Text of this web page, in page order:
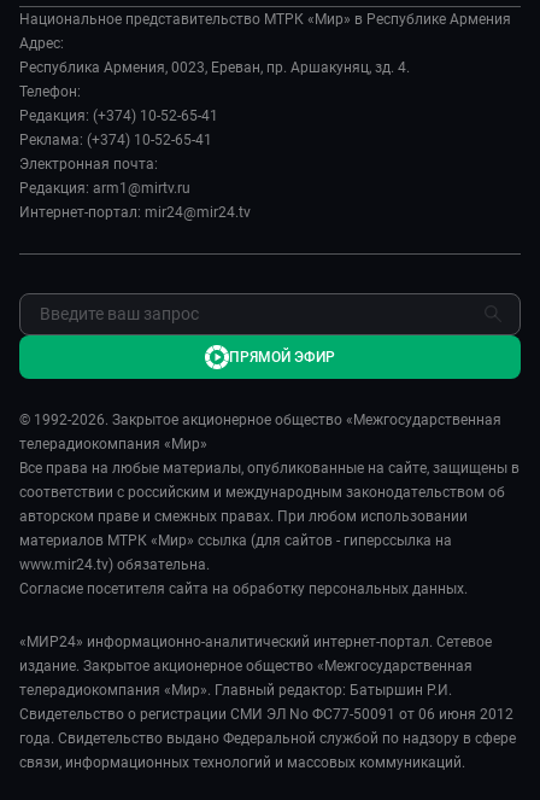
Происшествия
Наука и технологии
Культура
Спорт
Евразия. Культурно
Евразия. Регионы
Наши иностранцы
Пять причин поехать в...
Сделано в Содружестве
Я – волонтер
История
Руководство
Лица мира
Новости
Пресса о нас
Карьера
Национальное представительство МТРК «Мир» в Республике Армения
Адрес:
Республика Армения, 0023, Ереван, пр. Аршакуняц, зд. 4.
Телефон:
Редакция: (+374) 10-52-65-41
Реклама: (+374) 10-52-65-41
Электронная почта:
Редакция: arm1@mirtv.ru
Интернет-портал: mir24@mir24.tv
© 1992-2026. Закрытое акционерное общество «Межгосударственная
телерадиокомпания «Мир»
Все права на любые материалы, опубликованные на сайте, защищены в
соответствии с российским и международным законодательством об
авторском праве и смежных правах. При любом использовании
материалов МТРК «Мир» ссылка (для сайтов - гиперссылка на
www.mir24.tv) обязательна.
Согласие посетителя сайта на обработку персональных данных.
«МИР24» информационно-аналитический интернет-портал. Сетевое
издание. Закрытое акционерное общество «Межгосударственная
телерадиокомпания «Мир». Главный редактор: Батыршин Р.И.
Свидетельство о регистрации СМИ ЭЛ No ФС77-50091 от 06 июня 2012
года. Свидетельство выдано Федеральной службой по надзору в сфере
связи, информационных технологий и массовых коммуникаций.
ПРЯМОЙ ЭФИР